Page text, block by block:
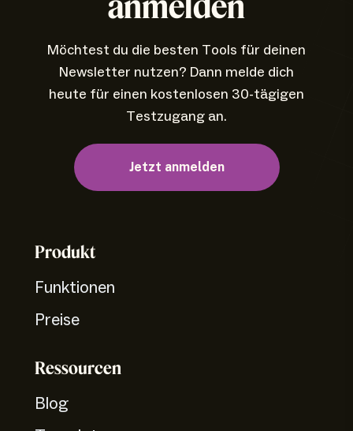
Möchtest du die besten Tools für deinen
Newsletter nutzen? Dann melde dich
heute für einen kostenlosen 30-tägigen
Testzugang an.
Jetzt anmelden
Produkt
Funktionen
Preise
Ressourcen
Blog